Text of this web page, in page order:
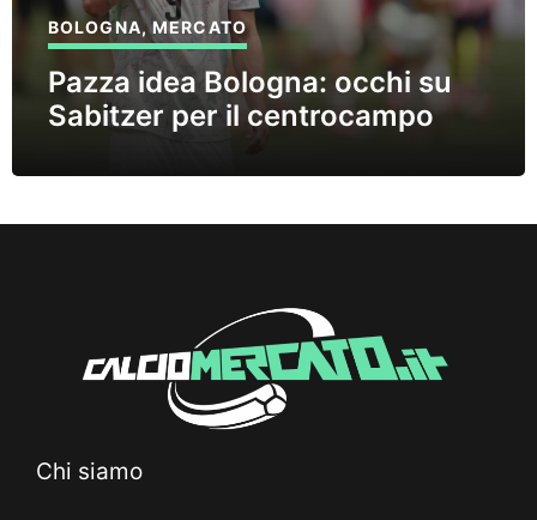
BOLOGNA,MERCATO
Pazza idea Bologna: occhi su
Sabitzer per il centrocampo
Chi siamo